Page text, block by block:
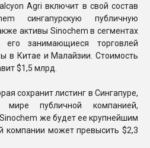
Agri включит в свой состав
сингапурскую публичную
активы Sinochem в сегментах
его занимающиеся торговлей
в Китае и Малайзии. Стоимость
$1,5 млрд.
сохранит листинг в Сингапуре,
публичной компанией,
же будет ее крупнейшим
компании может превысить $2,3